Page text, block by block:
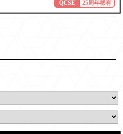
QCSE 25周年稀有